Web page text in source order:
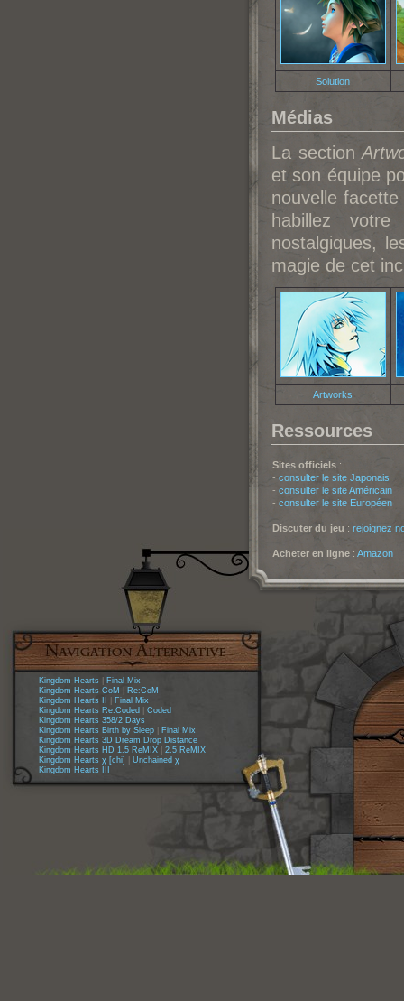
Solution
Médias
La section
et son équipe
nouvelle
habillez
nostalgiques,
magie de cet
Artworks
Ressources
Sites officiels :
-consulter le site Japonais
-consulter le site Américain
-consulter le site Européen
Discuter du jeu :rejoignez
Acheter en ligne :Amazon
Kingdom Hearts
Final Mix
Kingdom Hearts CoM
Re:CoM
Kingdom Hearts II
Final Mix
Kingdom Hearts Re:Coded
Coded
Kingdom Hearts 358/2 Days
Kingdom Hearts Birth by Sleep
Final Mix
Kingdom Hearts 3D Dream Drop Distance
Kingdom Hearts HD 1.5 ReMIX
2.5 ReMIX
Kingdom Hearts χ [chi]
Unchained χ
Kingdom Hearts III